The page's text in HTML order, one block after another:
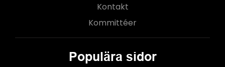
Kontakt
Kommittéer
Populära sidor